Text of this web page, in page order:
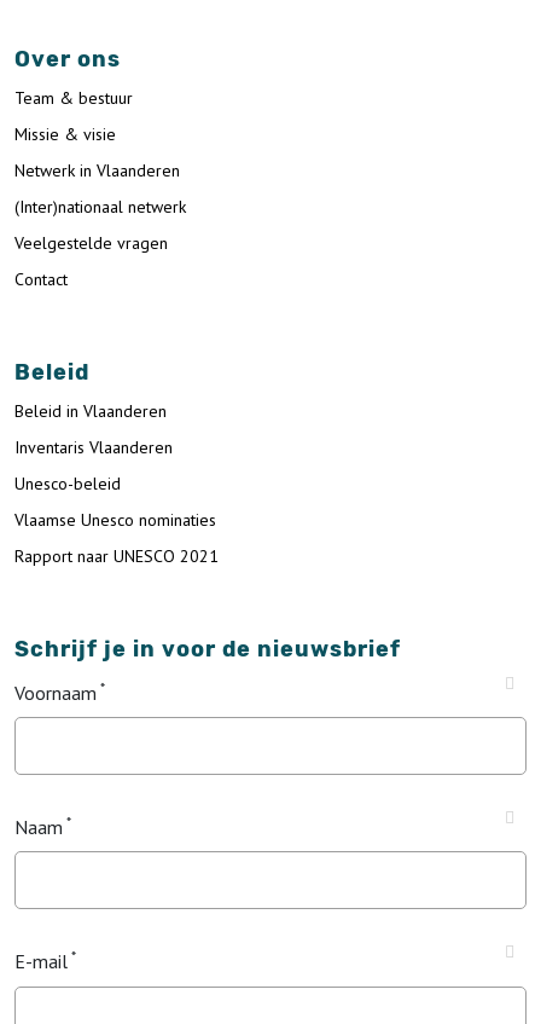
Over ons
Team & bestuur
Missie & visie
Netwerk in Vlaanderen
(Inter)nationaal netwerk
Veelgestelde vragen
Contact
Beleid
Beleid in Vlaanderen
Inventaris Vlaanderen
Unesco-beleid
Vlaamse Unesco nominaties
Rapport naar UNESCO 2021
Schrijf je in voor de nieuwsbrief
Voornaam
Naam
E-mail